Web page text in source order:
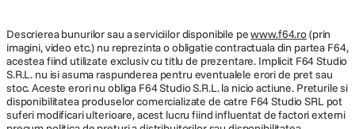
Descrierea bunurilor sau a serviciilor disponibile pewww.f64.ro(prin
imagini, video etc.) nu reprezinta o obligatie contractuala din partea F64,
acestea fiind utilizate exclusiv cu titlu de prezentare. Implicit F64 Studio
S.R.L. nu isi asuma raspunderea pentru eventualele erori de pret sau
stoc. Aceste erori nu obliga F64 Studio S.R.L. la nicio actiune. Preturile si
disponibilitatea produselor comercializate de catre F64 Studio SRL pot
suferi modificari ulterioare, acest lucru fiind influentat de factori externi